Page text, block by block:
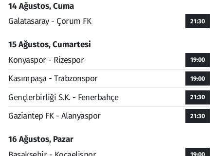
14 Ağustos, Cuma
Galatasaray - Çorum FK
21:30
15 Ağustos, Cumartesi
Konyaspor - Rizespor
19:00
Kasımpaşa - Trabzonspor 19:00
Gençlerbirliği S.K. - Fenerbahçe 21:30
Gaziantep FK - Alanyaspor 21:30
16 Ağustos, Pazar
19:00